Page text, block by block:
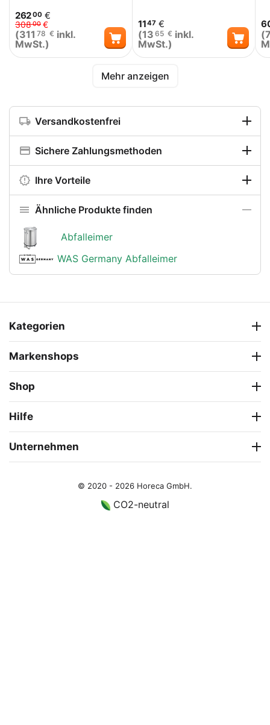
26200 €
30800 €
(311 78 € inkl.
MwSt.)
1147 €
(13 65 € inkl.
MwSt.)
(
Mehr anzeigen
Versandkostenfrei
Sichere Zahlungsmethoden
Ihre Vorteile
Ähnliche Produkte finden
Abfalleimer
WAS Germany Abfalleimer
Kategorien
Markenshops
Shop
Hilfe
Unternehmen
© 2020 - 2026 Horeca GmbH.
CO2-neutral